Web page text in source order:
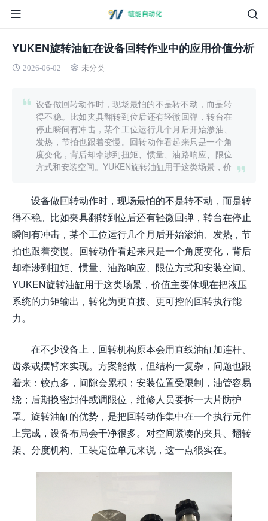
YUKEN旋转油缸在设备回转作业中的应用价值分析
2026-06-02 未分类
设备做回转动作时，现场最怕的不是转不动，而是转
得不稳。比如夹具翻转到位后还有轻微回弹，转台在
停止瞬间有冲击，某个工位运行几个月后开始渗油、
发热，节拍也跟着变慢。回转动作看起来只是一个角
度变化，背后却牵涉到扭矩、惯量、油路响应、限位
方式和安装空间。YUKEN旋转油缸用于这类场景，价
设备做回转动作时，现场最怕的不是转不动，而是转
得不稳。比如夹具翻转到位后还有轻微回弹，转台在停止
瞬间有冲击，某个工位运行几个月后开始渗油、发热，节
拍也跟着变慢。回转动作看起来只是一个角度变化，背后
却牵涉到扭矩、惯量、油路响应、限位方式和安装空间。
YUKEN旋转油缸用于这类场景，价值主要体现在把液压
系统的力矩输出，转化为更直接、更可控的回转执行能
力。
在不少设备上，回转机构原本会用直线油缸加连杆、
齿条或摆臂来实现。方案能做，但结构一复杂，问题也跟
着来：铰点多，间隙会累积；安装位置受限制，油管容易
绕；后期换密封件或调限位，维修人员要拆一大片防护
罩。旋转油缸的优势，是把回转动作集中在一个执行元件
上完成，设备布局会干净很多。对空间紧凑的夹具、翻转
架、分度机构、工装定位单元来说，这一点很实在。